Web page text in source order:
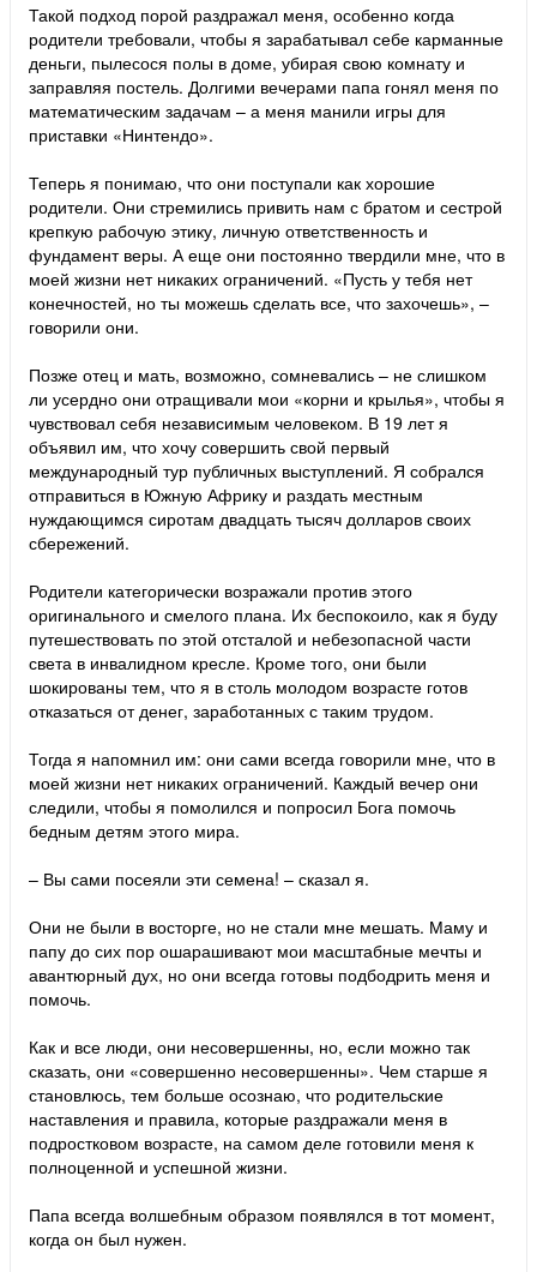
Такой подход порой раздражал меня, особенно когда
родители требовали, чтобы я зарабатывал себе карманные
деньги, пылесося полы в доме, убирая свою комнату и
заправляя постель. Долгими вечерами папа гонял меня по
математическим задачам – а меня манили игры для
приставки «Нинтендо».
Теперь я понимаю, что они поступали как хорошие
родители. Они стремились привить нам с братом и сестрой
крепкую рабочую этику, личную ответственность и
фундамент веры. А еще они постоянно твердили мне, что в
моей жизни нет никаких ограничений. «Пусть у тебя нет
конечностей, но ты можешь сделать все, что захочешь», –
говорили они.
Позже отец и мать, возможно, сомневались – не слишком
ли усердно они отращивали мои «корни и крылья», чтобы я
чувствовал себя независимым человеком. В 19 лет я
объявил им, что хочу совершить свой первый
международный тур публичных выступлений. Я собрался
отправиться в Южную Африку и раздать местным
нуждающимся сиротам двадцать тысяч долларов своих
сбережений.
Родители категорически возражали против этого
оригинального и смелого плана. Их беспокоило, как я буду
путешествовать по этой отсталой и небезопасной части
света в инвалидном кресле. Кроме того, они были
шокированы тем, что я в столь молодом возрасте готов
отказаться от денег, заработанных с таким трудом.
Тогда я напомнил им: они сами всегда говорили мне, что в
моей жизни нет никаких ограничений. Каждый вечер они
следили, чтобы я помолился и попросил Бога помочь
бедным детям этого мира.
– Вы сами посеяли эти семена! – сказал я.
Они не были в восторге, но не стали мне мешать. Маму и
папу до сих пор ошарашивают мои масштабные мечты и
авантюрный дух, но они всегда готовы подбодрить меня и
помочь.
Как и все люди, они несовершенны, но, если можно так
сказать, они «совершенно несовершенны». Чем старше я
становлюсь, тем больше осознаю, что родительские
наставления и правила, которые раздражали меня в
подростковом возрасте, на самом деле готовили меня к
полноценной и успешной жизни.
Папа всегда волшебным образом появлялся в тот момент,
когда он был нужен.